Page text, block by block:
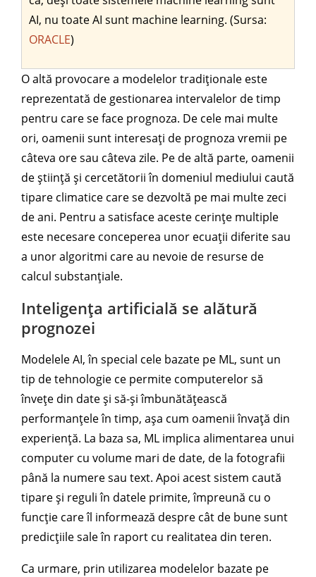
AI, nu toate AI sunt machine learning. (Sursa:
ORACLE)
O altă provocare a modelelor tradiționale este
reprezentată de gestionarea intervalelor de timp
pentru care se face prognoza. De cele mai multe
ori, oamenii sunt interesați de prognoza vremii pe
câteva ore sau câteva zile. Pe de altă parte, oamenii
de știință și cercetătorii în domeniul mediului caută
tipare climatice care se dezvoltă pe mai multe zeci
de ani. Pentru a satisface aceste cerințe multiple
este necesare conceperea unor ecuații diferite sau
a unor algoritmi care au nevoie de resurse de
calcul substanțiale.
Inteligența artificială se alătură
prognozei
Modelele AI, în special cele bazate pe ML, sunt un
tip de tehnologie ce permite computerelor să
învețe din date și să-și îmbunătățească
performanțele în timp, așa cum oamenii învață din
experiență. La baza sa, ML implica alimentarea unui
computer cu volume mari de date, de la fotografii
până la numere sau text. Apoi acest sistem caută
tipare și reguli în datele primite, împreună cu o
funcție care îl informează despre cât de bune sunt
predicțiile sale în raport cu realitatea din teren.
Ca urmare, prin utilizarea modelelor bazate pe